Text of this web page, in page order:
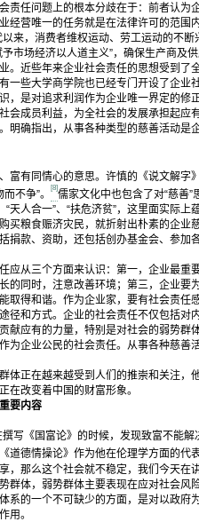
任问题上的根本分歧在于：前者认为
营唯一的任务就是在法律许可的范围
来，消费者维权运动、劳工运动的不
市场经济以人道主义”，确保生产商及
。近些年来企业社会责任的思想受到
一些大学商学院也已经专门开设了企业
是对追求利润作为企业唯一界定的修
会成员利益，为全社会的发展承担起
明确指出，从事各种类型的慈善活动
同情心的意思。许慎的《说文解字》
不争”。
[8]
儒家文化中也包含了对“慈善”
天人合一”、“扶危济贫”，这里面实际
买粮食赈济灾民，就折射出朴素的企
捐款、资助，还包括创办基金会、参加
从三个方面来认识：第一，企业最重
的同时，注意改善环境；第三，企业
得和谐。作为企业家，要有社会责任
和方式。企业的社会责任不仅包括对
献应有的力量，特别是对社会的弱势群
为企业公民的社会责任。从事各种慈善
正在越来越受到人们的推崇和关注，
在改变着中国的财富形象。
要内容
《国富论》的时候，发现致富不能解
《道德情操论》作为他在伦理学方面的
，那么这个社会就不稳定，我们今天在
体，弱势群体主要表现在应对社会风
系的一个不可缺少的方面，是对以政
用。